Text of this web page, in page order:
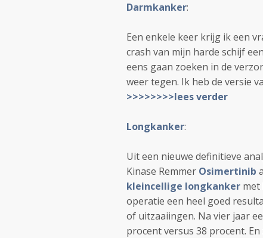
Darmkanker:
Een enkele keer krijg ik een
crash van mijn harde schijf
eens gaan zoeken in de
weer tegen. Ik heb de versie
>>>>>>>>lees verder
Longkanker:
Uit een nieuwe definitieve
Kinase Remmer Osimertinib
kleincellige longkanker met
operatie een heel goed
of uitzaaiingen. Na vier jaar
procent versus 38 procent.